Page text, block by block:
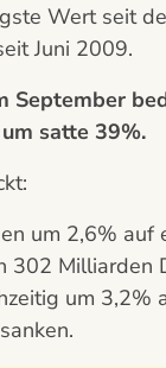
Wert seit
Juni 2009.
September
satte 39%.
um 2,6% auf
302 Milliarden
um 3,2%